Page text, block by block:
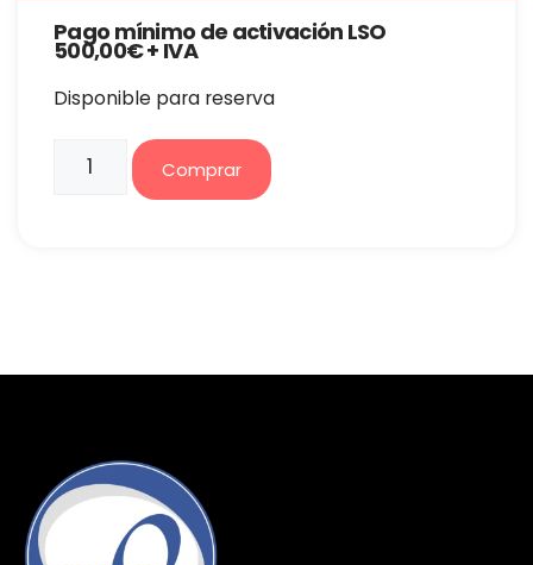
Pago mínimo de activación LSO
500,00€ + IVA
Disponible para reserva
Comprar